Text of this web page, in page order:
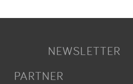
NEWSLETTER
PARTNER